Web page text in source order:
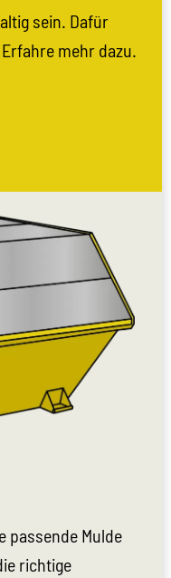
sein. Dafür
mehr dazu.
passende Mulde
richtige